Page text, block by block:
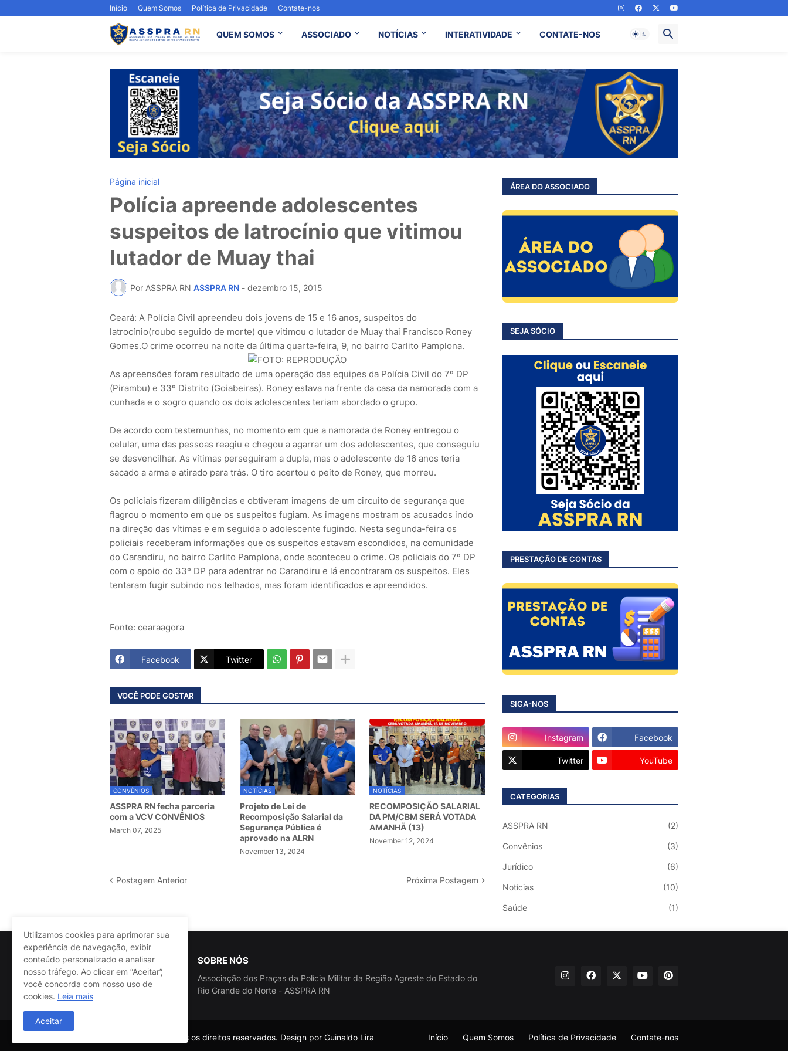
Início Quem Somos Política de Privacidade Contate-nos
QUEM SOMOS ASSOCIADO NOTÍCIAS INTERATIVIDADE CONTATE-NOS
Página inicial
Polícia apreende adolescentes
suspeitos de latrocínio que vitimou
lutador de Muay thai
Por ASSPRA RN ASSPRA RN - dezembro 15, 2015
Ceará: A Polícia Civil apreendeu dois jovens de 15 e 16 anos, suspeitos do
latrocínio(roubo seguido de morte) que vitimou o lutador de Muay thai Francisco Roney
Gomes.O crime ocorreu na noite da última quarta-feira, 9, no bairro Carlito Pamplona.
As apreensões foram resultado de uma operação das equipes da Polícia Civil do 7º DP
(Pirambu) e 33º Distrito (Goiabeiras). Roney estava na frente da casa da namorada com a
cunhada e o sogro quando os dois adolescentes teriam abordado o grupo.
De acordo com testemunhas, no momento em que a namorada de Roney entregou o
celular, uma das pessoas reagiu e chegou a agarrar um dos adolescentes, que conseguiu
se desvencilhar. As vítimas perseguiram a dupla, mas o adolescente de 16 anos teria
sacado a arma e atirado para trás. O tiro acertou o peito de Roney, que morreu.
Os policiais fizeram diligências e obtiveram imagens de um circuito de segurança que
flagrou o momento em que os suspeitos fugiam. As imagens mostram os acusados indo
na direção das vítimas e em seguida o adolescente fugindo. Nesta segunda-feira os
policiais receberam informações que os suspeitos estavam escondidos, na comunidade
do Carandiru, no bairro Carlito Pamplona, onde aconteceu o crime. Os policiais do 7º DP
com o apoio do 33º DP para adentrar no Carandiru e lá encontraram os suspeitos. Eles
tentaram fugir subindo nos telhados, mas foram identificados e apreendidos.
Fonte: cearaagora
Facebook Twitter
VOCÊ PODE GOSTAR
CONVÊNIOS
ASSPRA RN fecha parceria
com a VCV CONVÊNIOS
March 07, 2025
NOTÍCIAS
Projeto de Lei de
Recomposição Salarial da
Segurança Pública é
aprovado na ALRN
November 13, 2024
NOTÍCIAS
RECOMPOSIÇÃO SALARIAL
DA PM/CBM SERÁ VOTADA
AMANHÃ (13)
November 12, 2024
Postagem Anterior Próxima Postagem
ÁREA DO ASSOCIADO
SEJA SÓCIO
PRESTAÇÃO DE CONTAS
SIGA-NOS
Instagram Facebook
Twitter YouTube
CATEGORIAS
ASSPRA RN (2)
Convênios (3)
Jurídico (6)
Notícias (10)
Saúde (1)
SOBRE NÓS
Associação dos Praças da Polícia Militar da Região Agreste do Estado do
Rio Grande do Norte - ASSPRA RN
@ASSPRA RN Todos os direitos reservados. Design por Guinaldo Lira Início Quem Somos Política de Privacidade Contate-nos
Utilizamos cookies para aprimorar sua
experiência de navegação, exibir
conteúdo personalizado e analisar
nosso tráfego. Ao clicar em “Aceitar”,
você concorda com nosso uso de
cookies. Leia mais
Aceitar